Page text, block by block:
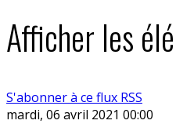
Afficher les
S'abonner à ce flux RSS
mardi, 06 avril 2021 00:00